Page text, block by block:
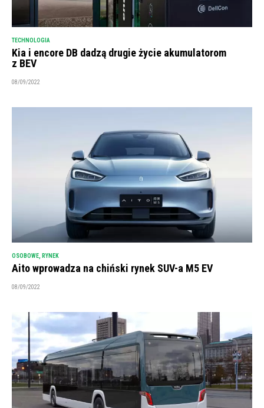
TECHNOLOGIA
Kia i encore DB dadzą drugie życie akumulatorom
z BEV
08/09/2022
OSOBOWE RYNEK
Aito wprowadza na chiński rynek SUV-a M5 EV
08/09/2022